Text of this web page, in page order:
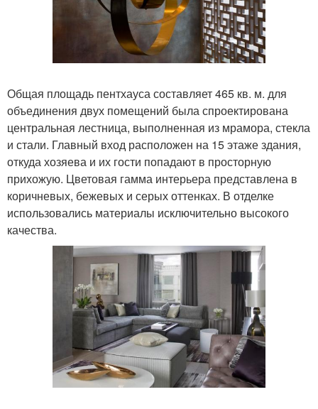
Общая площадь пентхауса составляет 465 кв. м. для
объединения двух помещений была спроектирована
центральная лестница, выполненная из мрамора, стекла
и стали. Главный вход расположен на 15 этаже здания,
откуда хозяева и их гости попадают в просторную
прихожую. Цветовая гамма интерьера представлена в
коричневых, бежевых и серых оттенках. В отделке
использовались материалы исключительно высокого
качества.